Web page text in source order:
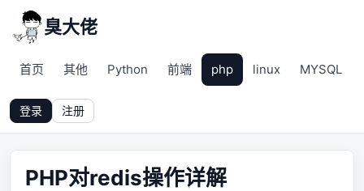
臭大佬
首页 其他 Python 前端 php linux MYSQL
登录 注册
PHP对redis操作详解